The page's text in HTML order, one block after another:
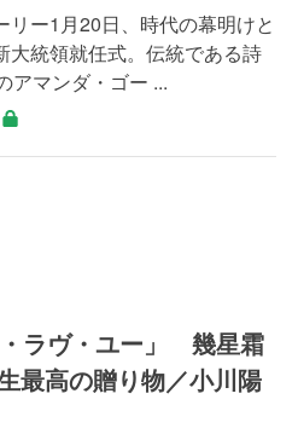
ー1月20日、時代の幕明けと
大統領就任式。伝統である詩
アマンダ・ゴー ...
ラヴ・ユー」 幾星霜
最高の贈り物／小川陽